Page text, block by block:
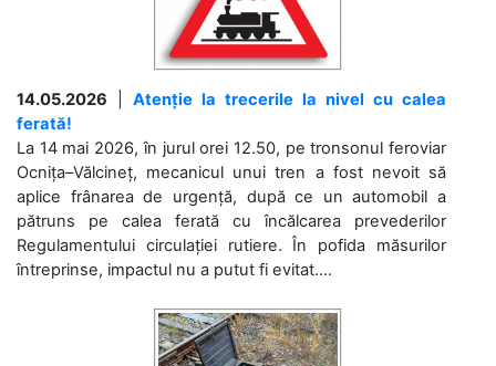
14.05.2026
Atenție la trecerile la nivel cu calea
ferată!
La 14 mai 2026, în jurul orei 12.50, pe tronsonul feroviar
Ocnița–Vălcineț, mecanicul unui tren a fost nevoit să
aplice frânarea de urgență, după ce un automobil a
pătruns pe calea ferată cu încălcarea prevederilor
Regulamentului circulației rutiere. În pofida măsurilor
întreprinse, impactul nu a putut fi evitat....